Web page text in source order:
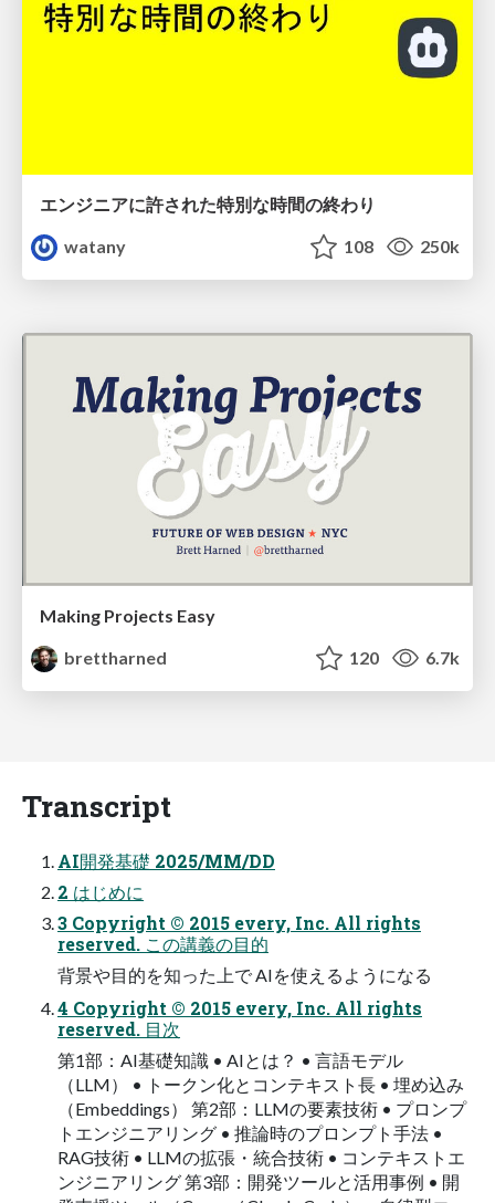
エンジニアに許された特別な時間の終わり
watany
108 250k
Making Projects Easy
brettharned
120 6.7k
Transcript
AI開発基礎 2025/MM/DD
2 はじめに
3 Copyright © 2015 every, Inc. All rights
reserved. この講義の目的
背景や目的を知った上で AIを使えるようになる
4 Copyright © 2015 every, Inc. All rights
reserved. 目次
第1部：AI基礎知識 • AIとは？ • 言語モデル
（LLM） • トークン化とコンテキスト長 • 埋め込み
（Embeddings） 第2部：LLMの要素技術 • プロンプ
トエンジニアリング • 推論時のプロンプト手法 •
RAG技術 • LLMの拡張・統合技術 • コンテキストエ
ンジニアリング 第3部：開発ツールと活用事例 • 開